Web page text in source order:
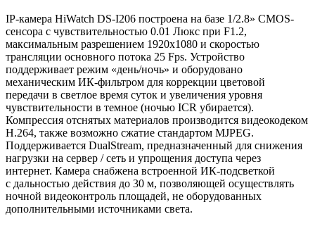
IP-камера HiWatch DS-I206 построена на базе 1/2.8» CMOS-
сенсора с чувствительностью 0.01 Люкс при F1.2,
максимальным разрешением 1920x1080 и скоростью
трансляции основного потока 25 Fps. Устройство
поддерживает режим «день/ночь» и оборудовано
механическим ИК-фильтром для коррекции цветовой
передачи в светлое время суток и увеличения уровня
чувствительности в темное (ночью ICR убирается).
Компрессия отснятых материалов производится видеокодеком
H.264, также возможно сжатие стандартом MJPEG.
Поддерживается DualStream, предназначенный для снижения
нагрузки на сервер / сеть и упрощения доступа через
интернет. Камера снабжена встроенной ИК-подсветкой
с дальностью действия до 30 м, позволяющей осуществлять
ночной видеоконтроль площадей, не оборудованных
дополнительными источниками света.